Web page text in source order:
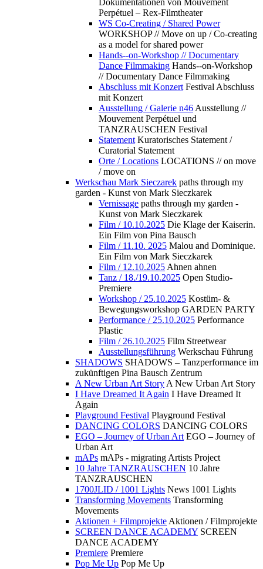
Dokumentationen von Mouvement
Perpétuel – Rex-Filmtheater
WS Co-Creating / Shared Power
WORKSHOP // Move on up / Co-creating
as a model for shared power
Hands--on-Workshop // Documentary
Dance Filmmaking Hands--on-Workshop
// Documentary Dance Filmmaking
Abschluss mit Konzert Festival Abschluss
mit Konzert
Ausstellung / Galerie n46 Ausstellung //
Mouvement Perpétuel und
TANZRAUSCHEN Festival
Statement Kuratorisches Statement /
Curatorial Statement
Orte / Locations LOCATIONS // on move
/ move on
Werkschau Mark Sieczarek paths through my
garden - Kunst von Mark Sieczkarek
Vernissage paths through my garden -
Kunst von Mark Sieczkarek
Film / 10.10.2025 Die Klage der Kaiserin.
Ein Film von Pina Bausch
Film / 11.10. 2025 Malou and Dominique.
Ein Film von Mark Sieczkarek
Film / 12.10.2025 Ahnen ahnen
Tanz / 18./19.10.2025 Open Studio-
Premiere
Workshop / 25.10.2025 Kostüm- &
Bewegungsworkshop GARDEN PARTY
Performance / 25.10.2025 Performance
Plastic
Film / 26.10.2025 Film Streetwear
Ausstellungsführung Werkschau Führung
SHADOWS SHADOWS – Tanzperformance im
zukünftigen Pina Bausch Zentrum
A New Urban Art Story A New Urban Art Story
I Have Dreamed It Again I Have Dreamed It
Again
Playground Festival Playground Festival
DANCING COLORS DANCING COLORS
EGO – Journey of Urban Art EGO – Journey of
Urban Art
mAPs mAPs - migrating Artists Project
10 Jahre TANZRAUSCHEN 10 Jahre
TANZRAUSCHEN
1700JLID / 1001 Lights News 1001 Lights
Transforming Movements Transforming
Movements
Aktionen + Filmprojekte Aktionen / Filmprojekte
SCREEN DANCE ACADEMY SCREEN
DANCE ACADEMY
Premiere Premiere
Pop Me Up Pop Me Up